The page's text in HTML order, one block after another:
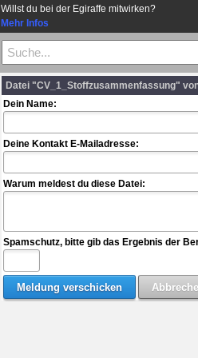
Willst du bei der Egiraffe mitwirken?
Mehr Infos
Datei "CV_1_Stoffzusammenfassung"
Dein Name:
Deine Kontakt E-Mailadresse:
Warum meldest du diese Datei:
Spamschutz, bitte gib das Ergebnis der